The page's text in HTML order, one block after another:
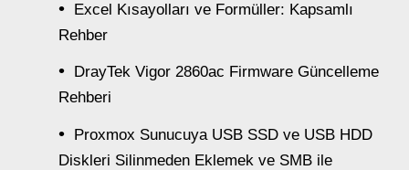
Excel Kısayolları ve Formüller: Kapsamlı
Rehber
DrayTek Vigor 2860ac Firmware Güncelleme
Rehberi
Proxmox Sunucuya USB SSD ve USB HDD
Diskleri Silinmeden Eklemek ve SMB ile